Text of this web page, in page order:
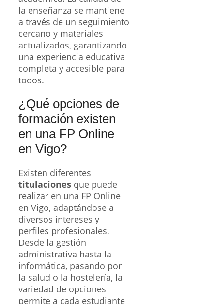
la enseñanza se mantiene
a través de un seguimiento
cercano y materiales
actualizados, garantizando
una experiencia educativa
completa y accesible para
todos.
¿Qué opciones de
formación existen
en una FP Online
en Vigo?
Existen diferentes
titulaciones que puede
realizar en una FP Online
en Vigo, adaptándose a
diversos intereses y
perfiles profesionales.
Desde la gestión
administrativa hasta la
informática, pasando por
la salud o la hostelería, la
variedad de opciones
permite a cada estudiante